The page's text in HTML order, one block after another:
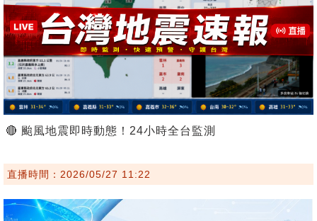
🔴 颱風地震即時動態！24小時全台監測
直播時間：2026/05/27 11:22